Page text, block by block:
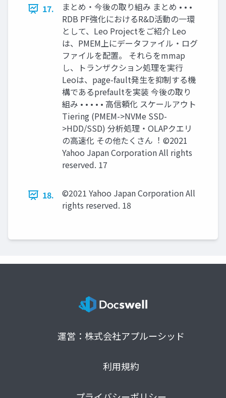
17.
まとめ・今後の取り組み まとめ • • •
RDB PF強化におけるR&D活動の⼀環
として、Leo Projectをご紹介 Leo
は、PMEM上にデータファイル・ログ
ファイルを配置。 それらをmmap
し、トランザクション処理を実⾏
Leoは、page-fault発⽣を抑制する機
構であるprefaultを実装 今後の取り
組み • • • • • ⾼信頼化 スケールアウト
Tiering (PMEM->NVMe SSD-
>HDD/SSD) 分析処理・OLAPクエリ
の⾼速化 その他たくさん︕ ©2021
Yahoo Japan Corporation All rights
reserved. 17
18.
©2021 Yahoo Japan Corporation All
rights reserved. 18
運営：株式会社アプルーシッド
利用規約